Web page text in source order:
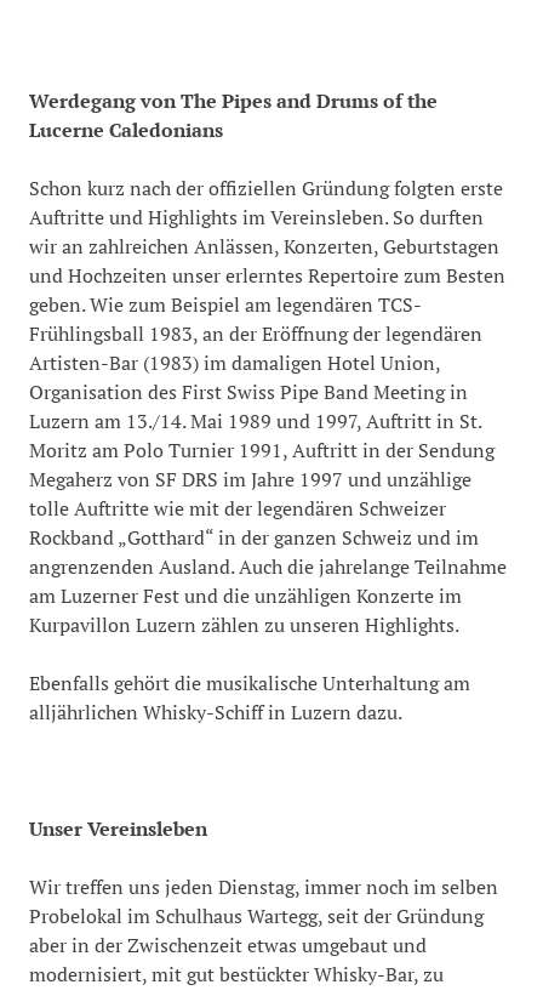
Werdegangvon The Pipes and Drums of the
Lucerne Caledonians
Schon kurz nach der offiziellen Gründung folgten erste
Auftritte und Highlights im Vereinsleben. So durften
wir an zahlreichen Anlässen, Konzerten, Geburtstagen
und Hochzeiten unser erlerntes Repertoire zum Besten
geben. Wie zum Beispiel am legendären TCS-
Frühlingsball 1983, an der Eröffnung der legendären
Artisten-Bar (1983) im damaligen Hotel Union,
Organisation des First Swiss Pipe Band Meeting in
Luzern am 13./14. Mai 1989 und 1997, Auftritt in St.
Moritz am Polo Turnier 1991, Auftritt in der Sendung
Megaherz von SF DRS im Jahre 1997 und unzählige
tolle Auftritte wie mit der legendären Schweizer
Rockband „Gotthard“ in der ganzen Schweiz und im
angrenzenden Ausland. Auch die jahrelange Teilnahme
am Luzerner Fest und die unzähligen Konzerte im
Kurpavillon Luzern zählen zu unseren Highlights.
Ebenfalls gehört die musikalische Unterhaltung am
alljährlichen Whisky-Schiff in Luzern dazu.
Unser Vereinsleben
Wir treffen uns jeden Dienstag, immer noch im selben
Probelokal im Schulhaus Wartegg, seit der Gründung
aber in der Zwischenzeit etwas umgebaut und
modernisiert, mit gut bestückter Whisky-Bar, zu